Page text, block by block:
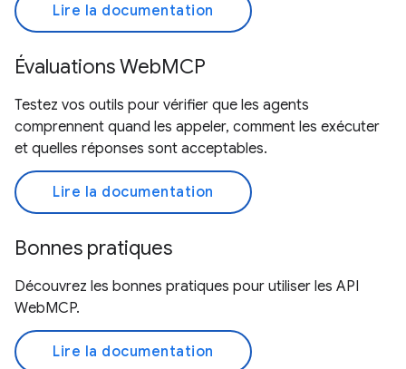
Lire la documentation
Évaluations WebMCP
Testez vos outils pour vérifier que les agents
comprennent quand les appeler, comment les exécuter
et quelles réponses sont acceptables.
Lire la documentation
Bonnes pratiques
Découvrez les bonnes pratiques pour utiliser les API
WebMCP.
Lire la documentation